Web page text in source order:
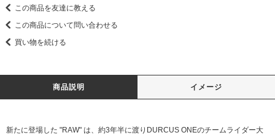
この商品を友達に教える
この商品について問い合わせる
買い物を続ける
商品説明 イメージ
新たに登場した "RAW" は、約3年半に渡りDURCUS ONEのチームライダー大